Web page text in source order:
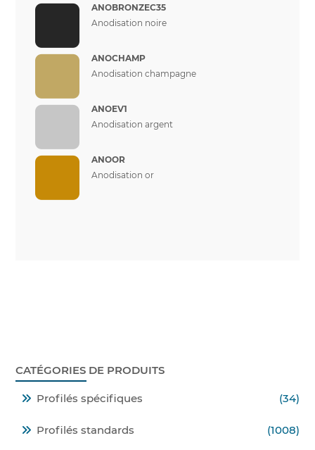
ANOBRONZEC35
Anodisation noire
ANOCHAMP
Anodisation champagne
ANOEV1
Anodisation argent
ANOOR
Anodisation or
CATÉGORIES DE PRODUITS
Profilés spécifiques (34)
Profilés standards (1008)